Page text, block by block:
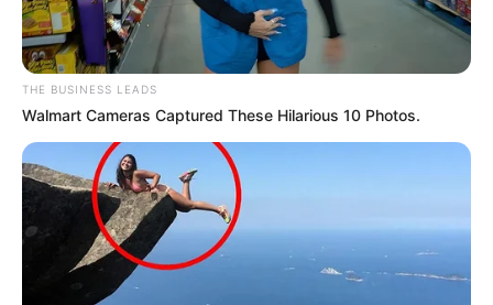
THE BUSINESS LEADS
Walmart Cameras Captured These Hilarious 10 Photos.